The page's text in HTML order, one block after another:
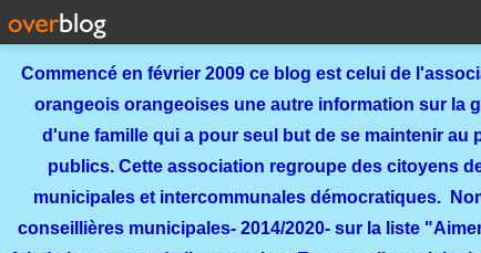
Commencé en février 2009 ce blog est celui de
orangeois orangeoises une autre information sur la
d'une famille qui a pour seul but de se maintenir au
publics. Cette association regroupe des citoyens
municipales et intercommunales démocratiques.
conseillières municipales- 2014/2020- sur la liste